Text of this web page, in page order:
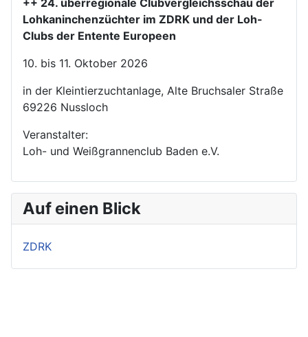
++ 24. überregionale Clubvergleichsschau der
Lohkaninchenzüchter im ZDRK und der Loh-
Clubs der Entente Europeen
10. bis 11. Oktober 2026
in der Kleintierzuchtanlage, Alte Bruchsaler Straße
69226 Nussloch
Veranstalter:
Loh- und Weißgrannenclub Baden e.V.
Auf einen Blick
ZDRK